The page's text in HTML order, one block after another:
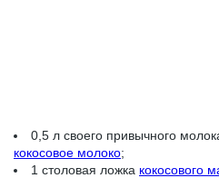
0,5 л своего привычного
кокосовое молоко;
1 столовая ложка кокосового